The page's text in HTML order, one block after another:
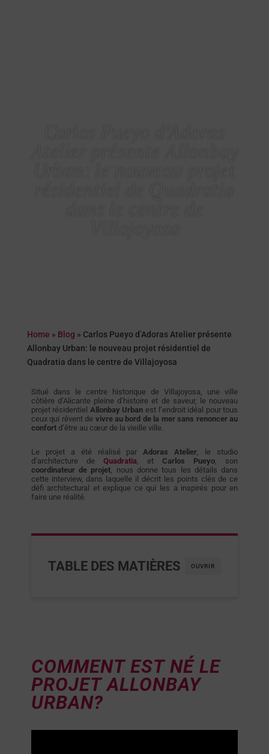
Home » Blog » Carlos Pueyo d’Adoras Atelier présente
Allonbay Urban: le nouveau projet résidentiel de
Quadratia dans le centre de Villajoyosa
Situé dans le centre historique de Villajoyosa, une ville
côtière d’Alicante pleine d’histoire et de saveur, le nouveau
projet résidentiel Allonbay Urban est l’endroit idéal pour tous
ceux qui rêvent de vivre au bord de la mer sans renoncer au
confort d’être au cœur de la vieille ville.
Le projet a été réalisé parAdoras Atelier, le studio
d’architecture de Quadratia, et Carlos Pueyo, son
coordinateur de projet, nous donne tous les détails dans
cette interview, dans laquelle il décrit les points clés de ce
défi architectural et explique ce qui les a inspirés pour en
faire une réalité.
OUVRIR
TABLE DES MATIÈRES
COMMENT EST NÉ LE
PROJET ALLONBAY
URBAN?